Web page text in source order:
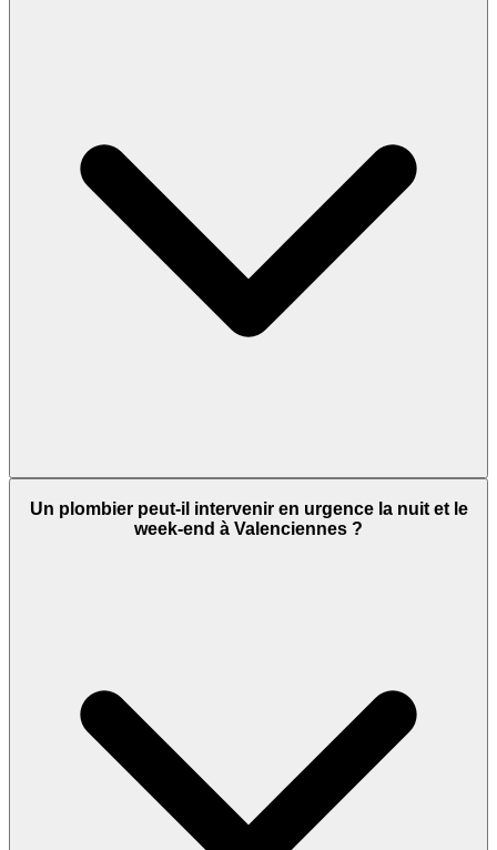
Un plombier peut-il intervenir en urgence la nuit et le
week-end à Valenciennes ?